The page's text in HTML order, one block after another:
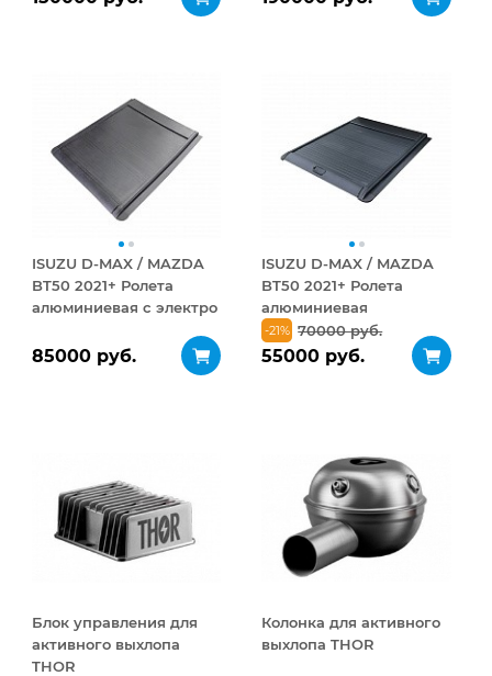
ISUZU D-MAX / MAZDA
BT50 2021+ Ролета
алюминиевая с электро
85000 руб.
ISUZU D-MAX / MAZDA
BT50 2021+ Ролета
алюминиевая
70000 руб.
-21%
55000 руб.
Блок управления для
активного выхлопа
THOR
Колонка для активного
выхлопа THOR